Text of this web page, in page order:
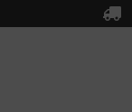
springen